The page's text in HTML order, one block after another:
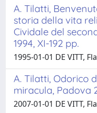
A. Tilatti,
storia della vita
Cividale del
1994, XI-192 pp.
1995-01-01 DE VITT,
A. Tilatti, Odorico
miracula, Padova
2007-01-01 DE VITT,